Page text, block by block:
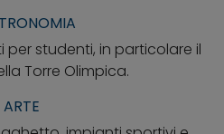
studenti, in particolare il
Torre Olimpica.
ARTE